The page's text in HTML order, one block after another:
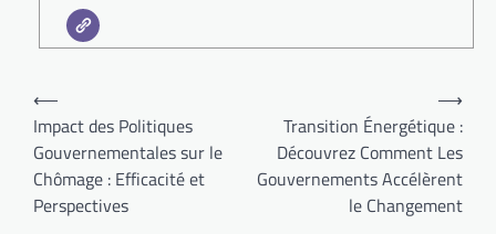
Navigation
de
l’article
⟵
Impact des Politiques
Gouvernementales sur le
Chômage : Efficacité et
Perspectives
Transition Énergétique :
Découvrez Comment Les
Gouvernements Accélèrent
le Changement
⟶